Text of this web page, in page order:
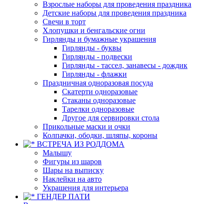
Взрослые наборы для проведения праздника
Детские наборы для проведения праздника
Свечи в торт
Хлопушки и бенгальские огни
Гирлянды и бумажные украшения
Гирлянды - буквы
Гирлянды - подвески
Гирлянды - тассел, занавесы - дождик
Гирлянды - флажки
Праздничная одноразовая посуда
Скатерти одноразовые
Стаканы одноразовые
Тарелки одноразовые
Другое для сервировки стола
Прикольные маски и очки
Колпачки, ободки, шляпы, короны
ВСТРЕЧА ИЗ РОДДОМА
Малышу
Фигуры из шаров
Шары на выписку
Наклейки на авто
Украшения для интерьера
ГЕНДЕР ПАТИ